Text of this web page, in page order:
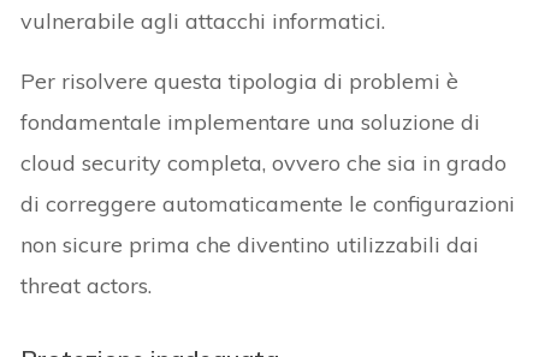
vulnerabile agli attacchi informatici.
Per risolvere questa tipologia di problemi è
fondamentale implementare una soluzione di
cloud security completa, ovvero che sia in grado
di correggere automaticamente le configurazioni
non sicure prima che diventino utilizzabili dai
threat actors.